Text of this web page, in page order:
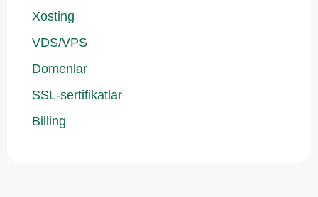
Xosting
VDS/VPS
Domenlar
SSL-sertifikatlar
Billing